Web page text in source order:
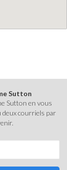
Sutton
Sutton en vous
courriels par